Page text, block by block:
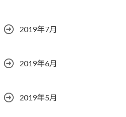
2019年7月
2019年6月
2019年5月